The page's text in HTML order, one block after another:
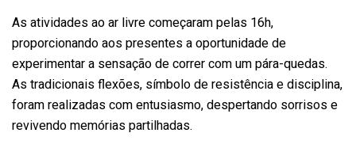
As atividades ao ar livre começaram pelas 16h,
proporcionando aos presentes a oportunidade de
experimentar a sensação de correr com um pára-quedas.
As tradicionais flexões, símbolo de resistência e disciplina,
foram realizadas com entusiasmo, despertando sorrisos e
revivendo memórias partilhadas.